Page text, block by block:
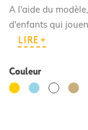
A l'aide du
d'enfants qui
LIRE +
Couleur
JauneBleu
BlancBois